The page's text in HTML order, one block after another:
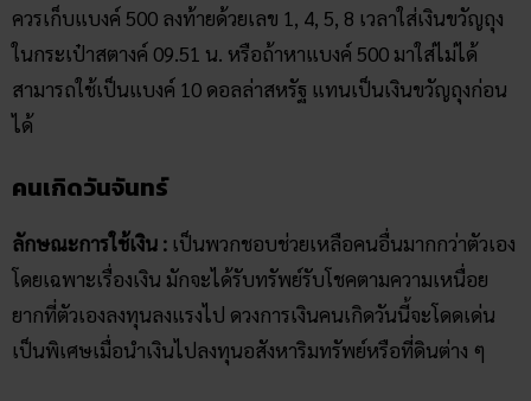
ควรเก็บแบงค์ 500 ลงท้ายด้วยเลข 1, 4, 5, 8 เวลาใส่เงินขวัญถุง
ในกระเป๋าสตางค์ 09.51 น. หรือถ้าหาแบงค์ 500 มาใส่ไม่ได้
สามารถใช้เป็นแบงค์ 10 ดอลล่าสหรัฐ แทนเป็นเงินขวัญถุงก่อน
ได้
คนเกิดวันจันทร์
ลักษณะการใช้เงิน : เป็นพวกชอบช่วยเหลือคนอื่นมากกว่าตัวเอง
โดยเฉพาะเรื่องเงิน มักจะได้รับทรัพย์รับโชคตามความเหนื่อย
ยากที่ตัวเองลงทุนลงแรงไป ดวงการเงินคนเกิดวันนี้จะโดดเด่น
เป็นพิเศษเมื่อนำเงินไปลงทุนอสังหาริมทรัพย์หรือที่ดินต่าง ๆ